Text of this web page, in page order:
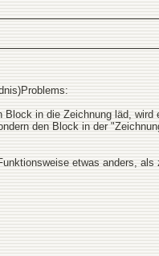
Block in die Zeichnung läd,
den Block in der
etwas anders,